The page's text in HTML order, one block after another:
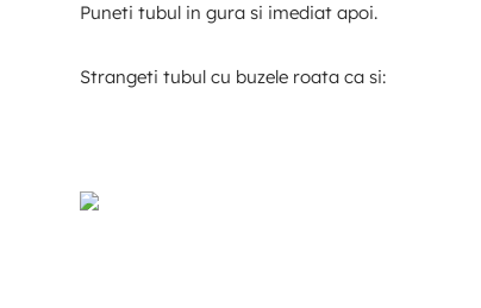
Puneti tubul in gura si imediat apoi.
Strangeti tubul cu buzele roata ca si: